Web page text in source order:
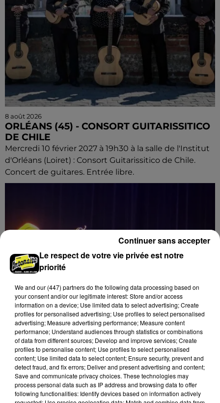
8 août 2026
ORLÉANS (45) - CONSORT GUITARISSITICO
DE CHILE
Mercredi 10 février 2027 à 19h30 à la salle de l'Institut
d'Orléans (Loiret) : Consort Guitarissitico de Chile.
Concert de guitares. Entrée libre.
8 août 2026
LUISANT - SPECTACLE : COMBAT
CHORÉGRAPHIÉ
Vendredi 28 mai 2027 à 20h30 à la salle André Malraux
de Luisant : Combat chorégraphié. Spectacle-
Le respect de votre vie privée est notre
priorité
We and our (447) partnersdo the following data processing based on
your consent and/or our legitimate interest: Store and/or access
information on a device; Use limited data to select advertising; Create
profiles for personalised advertising; Use profiles to select personalised
advertising; Measure advertising performance; Measure content
performance; Understand audiences through statistics or combinations
of data from different sources; Develop and improve services; Create
profiles to personalise content; Use profiles to select personalised
content; Use limited data to select content; Ensure security, prevent and
detect fraud, and fix errors; Deliver and present advertising and content;
Save and communicate privacy choices. These technologies may
process personal data such as IP address and browsing data to offer
following functionalities: Identify devices based on information actively
Continuer sans accepter